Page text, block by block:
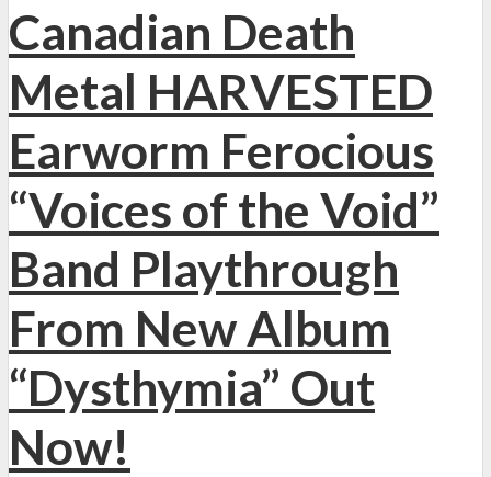
Canadian Death
Metal HARVESTED
Earworm Ferocious
“Voices of the Void”
Band Playthrough
From New Album
“Dysthymia” Out
Now!